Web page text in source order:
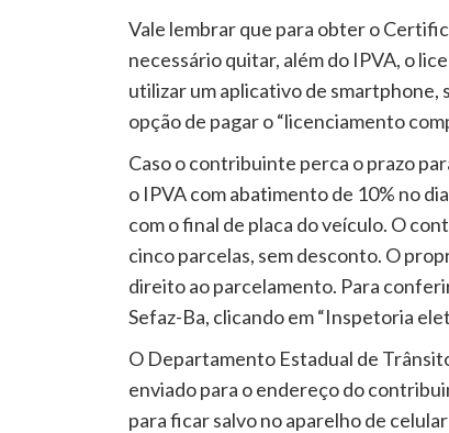
Vale lembrar que para obter o
necessário quitar, além do IPVA, o
utilizar um aplicativo de smartphone,
opção de pagar o “licenciamento
Caso o contribuinte perca o prazo
o IPVA com abatimento de 10% no
com o final de placa do veículo. O
cinco parcelas, sem desconto. O
direito ao parcelamento. Para
Sefaz-Ba, clicando em “Inspetoria
O Departamento Estadual de
enviado para o endereço do
para ficar salvo no aparelho de